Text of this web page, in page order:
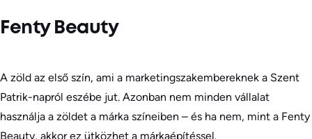
Fenty Beauty
A zöld az első szín, ami a marketingszakembereknek a Szent
Patrik-napról eszébe jut. Azonban nem minden vállalat
használja a zöldet a márka színeiben – és ha nem, mint a Fenty
Beauty, akkor ez ütközhet a márkaépítéssel.